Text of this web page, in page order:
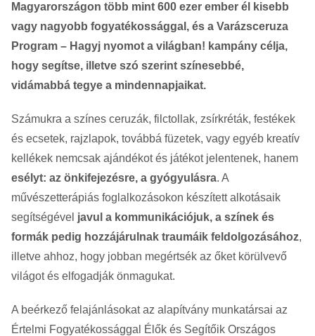
Magyarországon több mint 600 ezer ember él kisebb
vagy nagyobb fogyatékossággal, és a Varázsceruza
Program – Hagyj nyomot a világban! kampány célja,
hogy segítse, illetve szó szerint színesebbé,
vidámabbá tegye a mindennapjaikat.
Számukra a színes ceruzák, filctollak, zsírkréták, festékek
és ecsetek, rajzlapok, továbbá füzetek, vagy egyéb kreatív
kellékek nemcsak ajándékot és játékot jelentenek, hanem
esélyt: az önkifejezésre, a gyógyulásra. A
művészetterápiás foglalkozásokon készített alkotásaik
segítségével javul a kommunikációjuk, a színek és
formák pedig hozzájárulnak traumáik feldolgozásához,
illetve ahhoz, hogy jobban megértsék az őket körülvevő
világot és elfogadják önmagukat.
A beérkező felajánlásokat az alapítvány munkatársai az
Értelmi Fogyatékossággal Élők és Segítőik Országos